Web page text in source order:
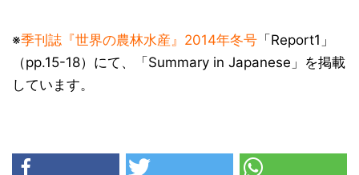
※季刊誌『世界の農林水産』2014年冬号 「Report1」
（pp.15-18）にて、「Summary in Japanese」を掲載
しています。